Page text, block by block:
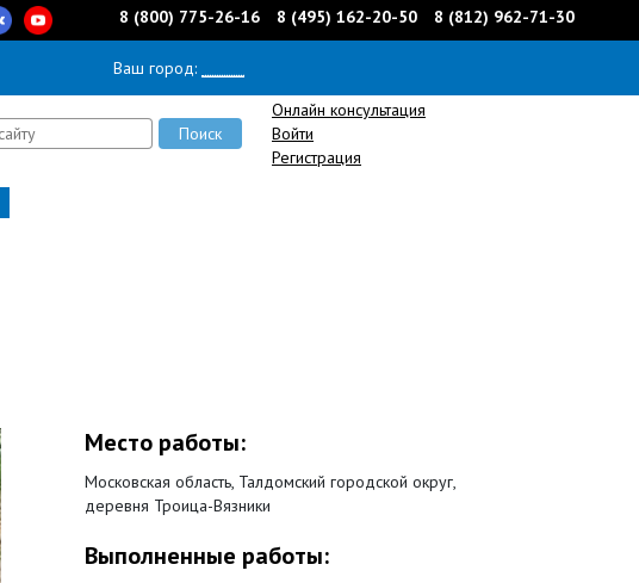
8 (800) 775-26-16 8 (495) 162-20-50 8 (812) 962-71-30
Ваш город:
Онлайн консультация
Войти
Регистрация
Место работы:
Московская область, Талдомский городской округ,
деревня Троица-Вязники
Выполненные работы: